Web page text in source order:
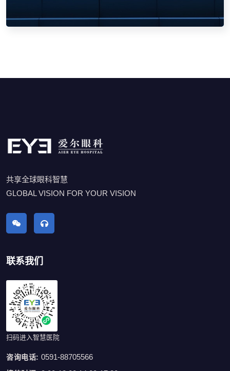
共享全球眼科智慧
GLOBAL VISION FOR YOUR VISION
联系我们
扫码进入智慧医院
咨询电话: 0591-88705566